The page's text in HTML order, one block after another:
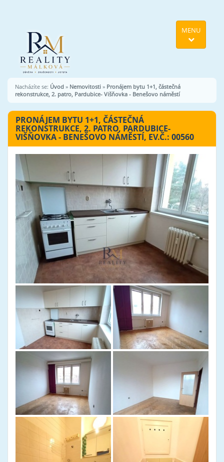
MENU
Nacházíte se: Úvod » Nemovitosti » Pronájem bytu 1+1, částečná
rekonstrukce, 2. patro, Pardubice- Višňovka - Benešovo náměstí
PRONÁJEM BYTU 1+1, ČÁSTEČNÁ
REKONSTRUKCE, 2. PATRO, PARDUBICE-
VIŠŇOVKA - BENEŠOVO NÁMĚSTÍ, EV.Č.: 00560